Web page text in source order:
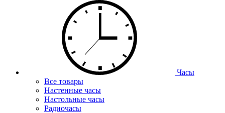
Часы
Все товары
Настенные часы
Настольные часы
Радиочасы